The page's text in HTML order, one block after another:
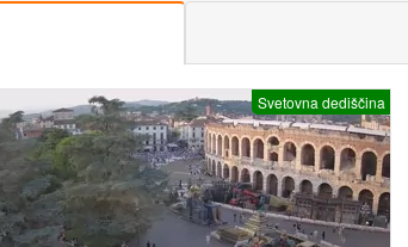
Svetovna dediščina